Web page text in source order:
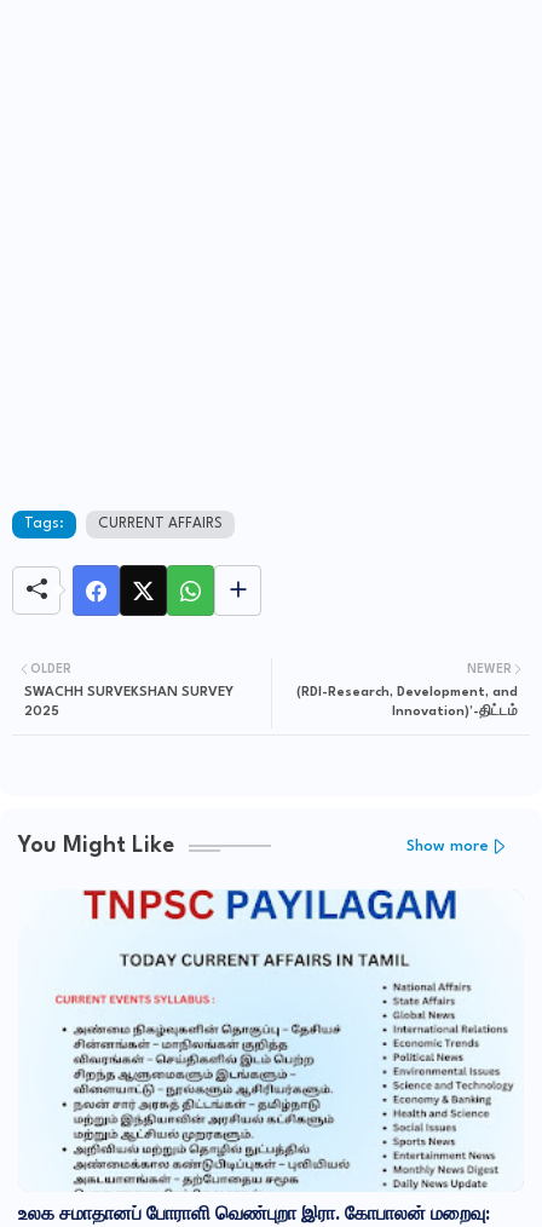
Tags: CURRENT AFFAIRS
NEWER
(RDI-Research, Development, and
Innovation)’-திட்டம்
OLDER
SWACHH SURVEKSHAN SURVEY
2025
You Might Like Show more
உலக சமாதானப் போராளி வெண்புறா இரா. கோபாலன் மறைவு: